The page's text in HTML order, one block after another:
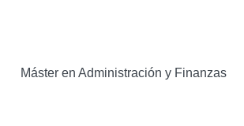
Máster en Administración y Finanzas